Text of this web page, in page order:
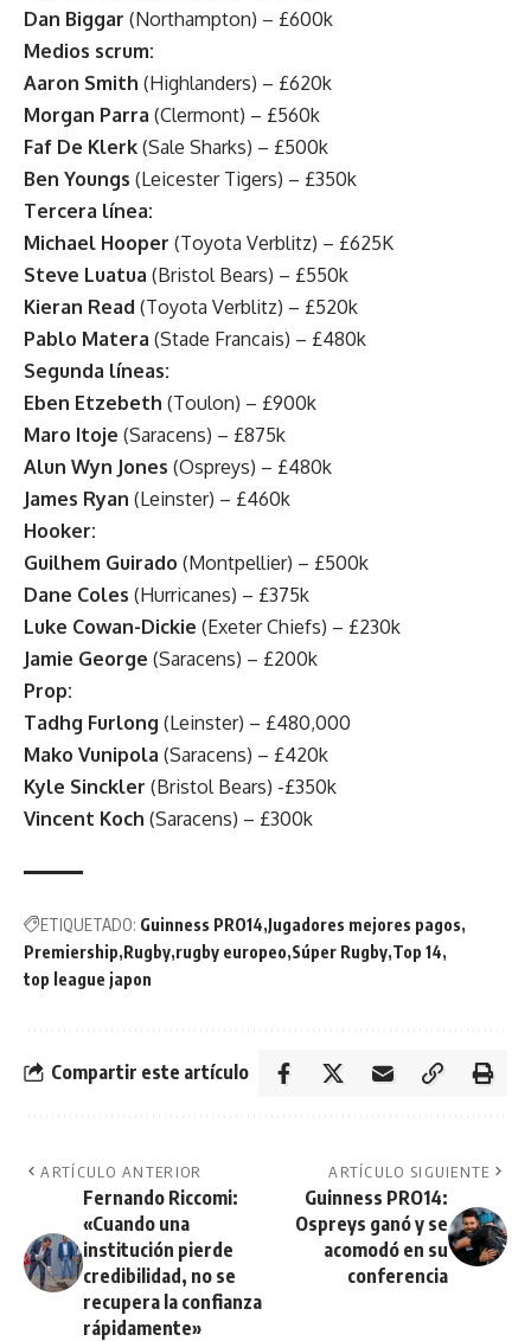
Dan Biggar (Northampton) – £600k
Medios scrum:
Aaron Smith (Highlanders) – £620k
Morgan Parra (Clermont) – £560k
Faf De Klerk (Sale Sharks) – £500k
Ben Youngs (Leicester Tigers) – £350k
Tercera línea:
Michael Hooper (Toyota Verblitz) – £625K
Steve Luatua (Bristol Bears) – £550k
Kieran Read (Toyota Verblitz) – £520k
Pablo Matera (Stade Francais) – £480k
Segunda líneas:
Eben Etzebeth (Toulon) – £900k
Maro Itoje (Saracens) – £875k
Alun Wyn Jones (Ospreys) – £480k
James Ryan (Leinster) – £460k
Hooker:
Guilhem Guirado (Montpellier) – £500k
Dane Coles (Hurricanes) – £375k
Luke Cowan-Dickie (Exeter Chiefs) – £230k
Jamie George (Saracens) – £200k
Prop:
Tadhg Furlong (Leinster) – £480,000
Mako Vunipola (Saracens) – £420k
Kyle Sinckler (Bristol Bears) -£350k
Vincent Koch (Saracens) – £300k
ETIQUETADO: Guinness PRO14 Jugadores mejores pagos
Premiership Rugby rugby europeo Súper Rugby Top 14
top league japon
Compartir este artículo
ARTÍCULO ANTERIOR
Fernando Riccomi:
«Cuando una
institución pierde
credibilidad, no se
recupera la confianza
rápidamente»
ARTÍCULO SIGUIENTE
Guinness PRO14:
Ospreys ganó y se
acomodó en su
conferencia